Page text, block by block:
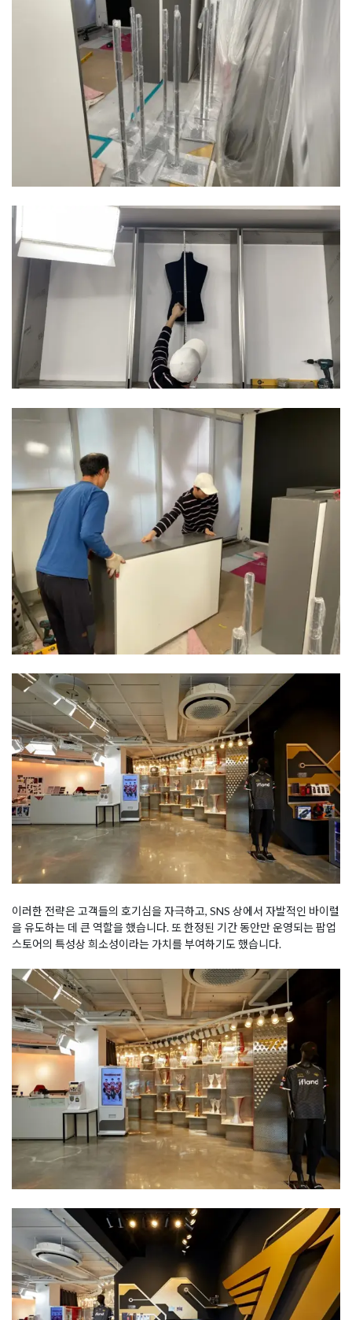
이러한 전략은 고객들의 호기심을 자극하고, SNS 상에서 자발적인 바이럴
을 유도하는 데 큰 역할을 했습니다. 또 한정된 기간 동안만 운영되는 팝업
스토어의 특성상 희소성이라는 가치를 부여하기도 했습니다.